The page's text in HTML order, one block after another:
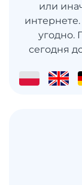
или
угодно.
сегодня